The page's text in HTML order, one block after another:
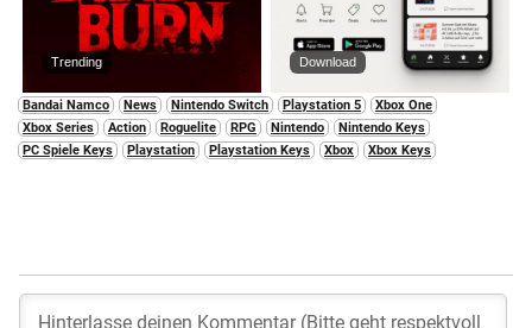
Trending Download
Bandai Namco News Nintendo Switch Playstation 5
Xbox One
Xbox Series
Action Roguelite RPG Nintendo
Nintendo Keys
PC Spiele Keys
Playstation Playstation Keys Xbox Xbox Keys